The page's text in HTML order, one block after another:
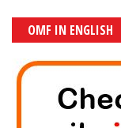
OMF IN ENGLISH